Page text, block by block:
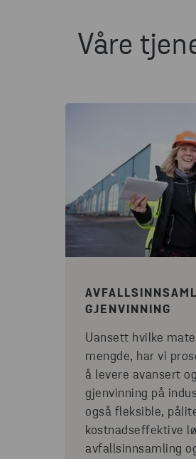
Våre
GJENVINNING
Uansett hvilke
mengde, har vi
å levere avansert
gjenvinning på
også fleksible,
kostnadseffektive
avfallsinnsamling